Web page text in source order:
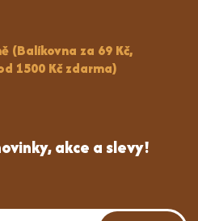
(Balíkovna za 69 Kč,
1500 Kč zdarma)
akce a slevy!